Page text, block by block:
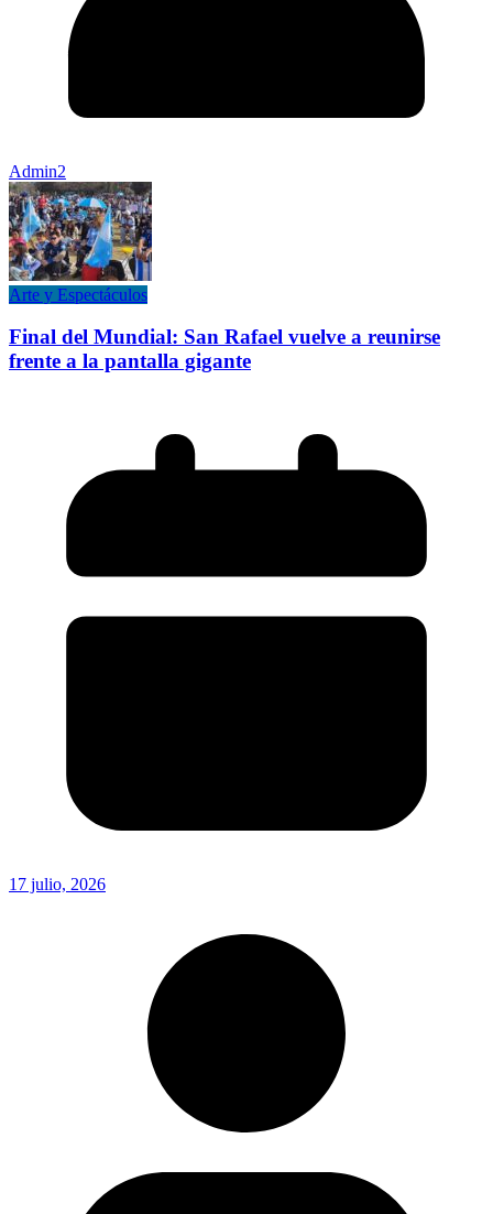
Admin2
Arte y Espectáculos
Final del Mundial: San Rafael vuelve a reunirse
frente a la pantalla gigante
17 julio, 2026